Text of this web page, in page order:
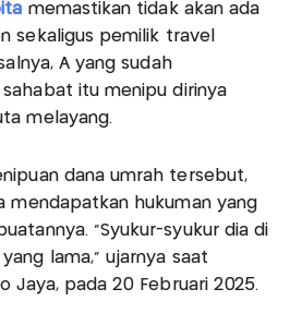
memastikan tidak akan ada
sekaligus pemilik travel
A yang sudah
itu menipu dirinya
melayang.
dana umrah tersebut,
mendapatkan hukuman yang
“Syukur-syukur dia di
lama,” ujarnya saat
Jaya, pada 20 Februari 2025.